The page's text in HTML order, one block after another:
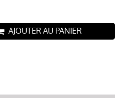
AJOUTER AU PANIER